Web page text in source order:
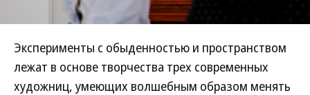
Эксперименты с обыденностью и пространством
лежат в основе творчества трех современных
художниц, умеющих волшебным образом менять